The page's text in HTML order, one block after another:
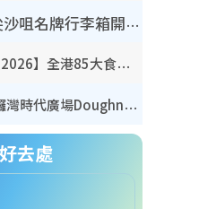
開倉優惠｜尖沙咀名牌行李箱開倉低至4折！一連5日 American Tourister/ace./Hallmark $200起！
【8月生日優惠2026】全港85大食買玩著數攻略 自助餐/火鍋放題同行免費＋誠品/DONKI送現金券
開倉優惠｜銅鑼灣時代廣場Doughnut/Campo Marzio開倉低至1折！背囊、書包、手袋劈價$200起
去處